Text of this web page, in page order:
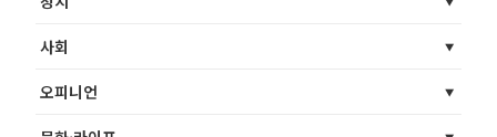
사회
오피니언